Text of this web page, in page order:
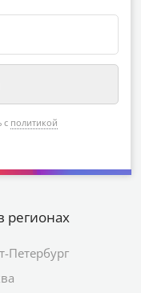
с политикой
регионах
Петербург